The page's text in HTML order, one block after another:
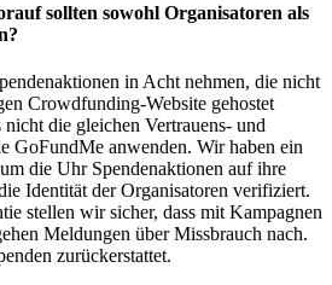
sollten sowohl Organisatoren als
in Acht nehmen, die nicht
Crowdfunding-Website gehostet
nicht die gleichen Vertrauens- und
GoFundMe anwenden. Wir haben ein
die Uhr Spendenaktionen auf ihre
Identität der Organisatoren verifiziert.
stellen wir sicher, dass mit Kampagnen
Meldungen über Missbrauch nach.
zurückerstattet.